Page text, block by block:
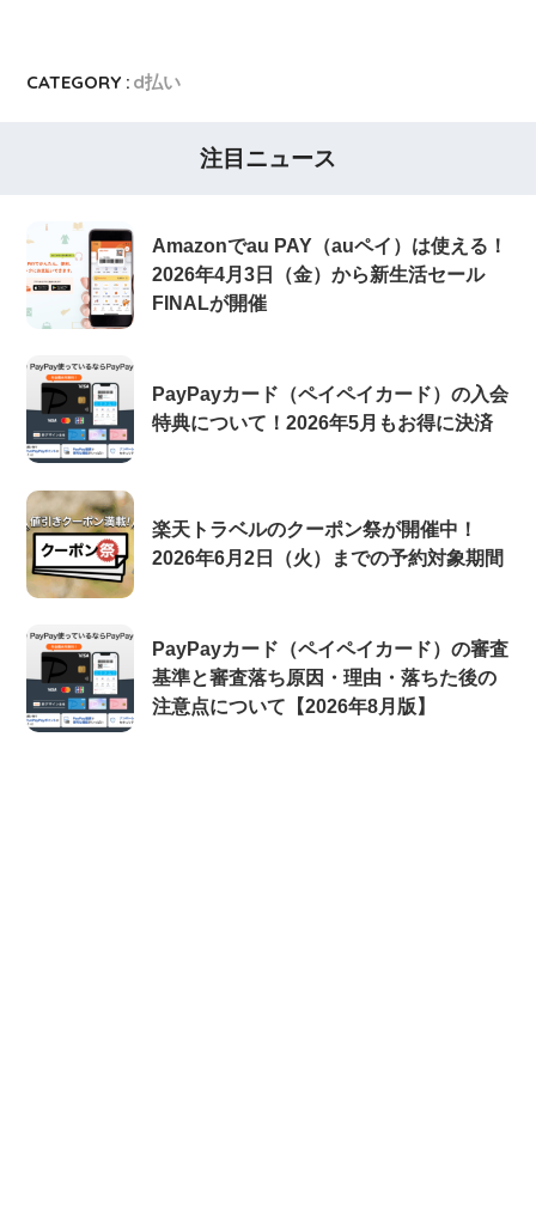
CATEGORY : d払い
注目ニュース
Amazonでau PAY（auペイ）は使える！
2026年4月3日（金）から新生活セール
FINALが開催
PayPayカード（ペイペイカード）の入会
特典について！2026年5月もお得に決済
楽天トラベルのクーポン祭が開催中！
2026年6月2日（火）までの予約対象期間
PayPayカード（ペイペイカード）の審査
基準と審査落ち原因・理由・落ちた後の
注意点について【2026年8月版】